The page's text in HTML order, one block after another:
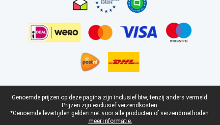
Juridische voettekst
Genoemde prijzen op deze pagina zijn inclusief btw, tenzij anders vermeld.
Prijzen zijn exclusief verzendkosten.
*Genoemde levertijden gelden niet voor alle producten of verzendmethoden:
meer informatie.